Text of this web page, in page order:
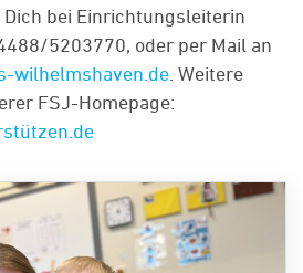
Dich bei Einrichtungsleiterin
5203770, oder per Mail an
wilhelmshaven.de . Weitere
FSJ-Homepage: